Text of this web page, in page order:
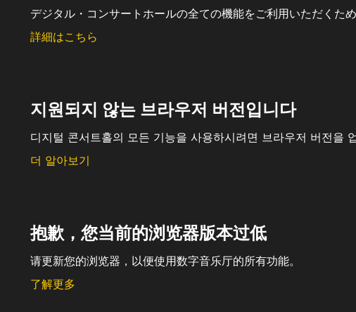
デジタル・コンサートホールの全ての機能をご利用いただくた
詳細はこちら
지원되지 않는 브라우저 버전입니다
디지털 콘서트홀의 모든 기능을 사용하시려면 브라우저 버전을
더 알아보기
抱歉，您当前的浏览器版本过低
请更新您的浏览器，以便使用数字音乐厅的所有功能。
了解更多